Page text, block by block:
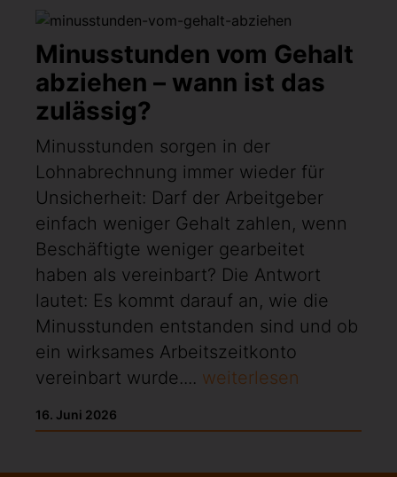
Minusstunden vom Gehalt
abziehen – wann ist das
zulässig?
Minusstunden sorgen in der
Lohnabrechnung immer wieder für
Unsicherheit: Darf der Arbeitgeber
einfach weniger Gehalt zahlen, wenn
Beschäftigte weniger gearbeitet
haben als vereinbart? Die Antwort
lautet: Es kommt darauf an, wie die
Minusstunden entstanden sind und ob
ein wirksames Arbeitszeitkonto
vereinbart wurde.... weiterlesen
16. Juni 2026